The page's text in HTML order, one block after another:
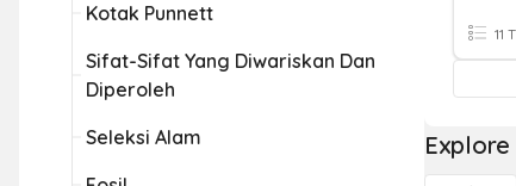
Kotak Punnett
Sifat-Sifat Yang Diwariskan Dan
Diperoleh
Seleksi Alam
11 T